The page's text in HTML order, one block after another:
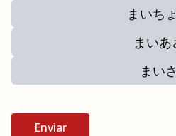
まいち
まいあ
まいさ
Enviar